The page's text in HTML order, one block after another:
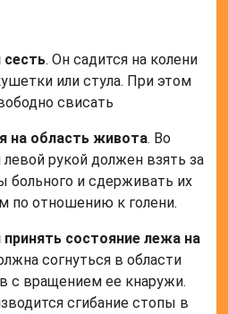
. Он садится на колени
или стула. При этом
свисать
на область живота. Во
левой рукой должен взять за
больного и сдерживать их
по отношению к голени.
состояние лежа на
согнуться в области
с вращением ее кнаружи.
сгибание стопы в